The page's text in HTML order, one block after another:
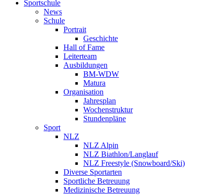
Sportschule
News
Schule
Portrait
Geschichte
Hall of Fame
Leiterteam
Ausbildungen
BM-WDW
Matura
Organisation
Jahresplan
Wochenstruktur
Stundenpläne
Sport
NLZ
NLZ Alpin
NLZ Biathlon/Langlauf
NLZ Freestyle (Snowboard/Ski)
Diverse Sportarten
Sportliche Betreuung
Medizinische Betreuung